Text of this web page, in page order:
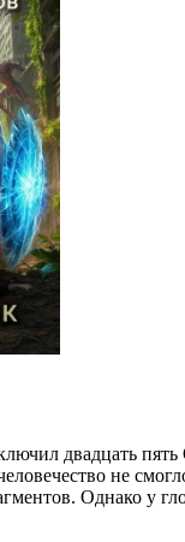
двадцать
не
Однако у